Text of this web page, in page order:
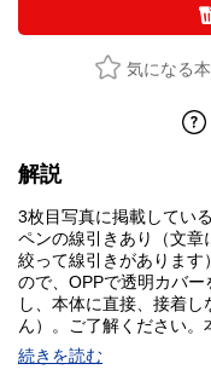
気になる
解説
3枚目写真に掲載してい
ペンの線引きあり（文章
絞って線引きがありま
ので、OPPで透明カバ
し、本体に直接、接着
ん）。ご了解ください
行・再版。ページ・カバ
スト（追跡可能）で、即
続きを読む